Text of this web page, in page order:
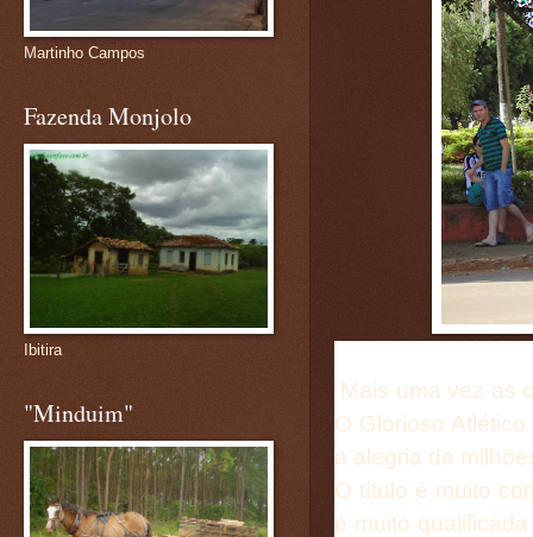
Mais uma vez as
O Glorioso
a alegria de
O título é muito
é muito
Martinho Campos
Fazenda Monjolo
Ibitira
"Minduim"